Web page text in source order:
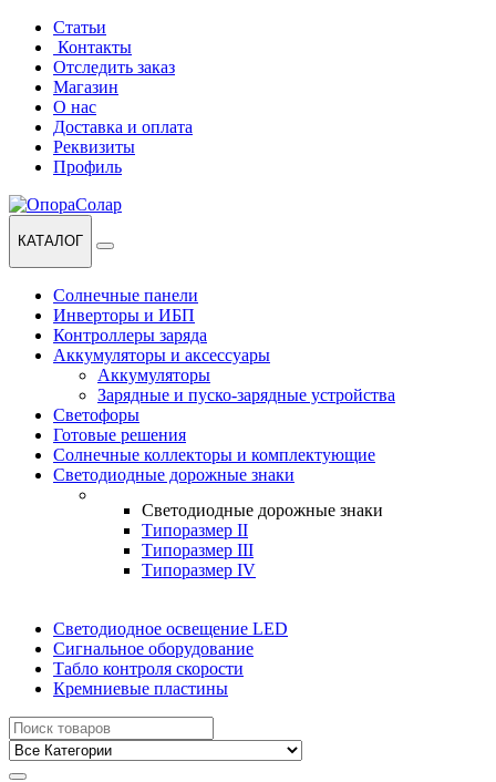
Перейти
навигации
Перейти
содержанию
Статьи
Контакты
Отследить заказ
Магазин
О нас
Доставка и оплата
Реквизиты
Профиль
КАТАЛОГ
Солнечные панели
Инверторы и ИБП
Контроллеры заряда
Аккумуляторы и аксессуары
Аккумуляторы
Зарядные и пуско-зарядные устройства
Светофоры
Готовые решения
Солнечные коллекторы и комплектующие
Светодиодные дорожные знаки
Светодиодные дорожные знаки
Типоразмер II
Типоразмер III
Типоразмер IV
Светодиодное освещение LED
Сигнальное оборудование
Табло контроля скорости
Кремниевые пластины
Найти: